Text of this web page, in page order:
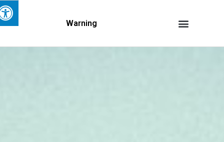
Warning